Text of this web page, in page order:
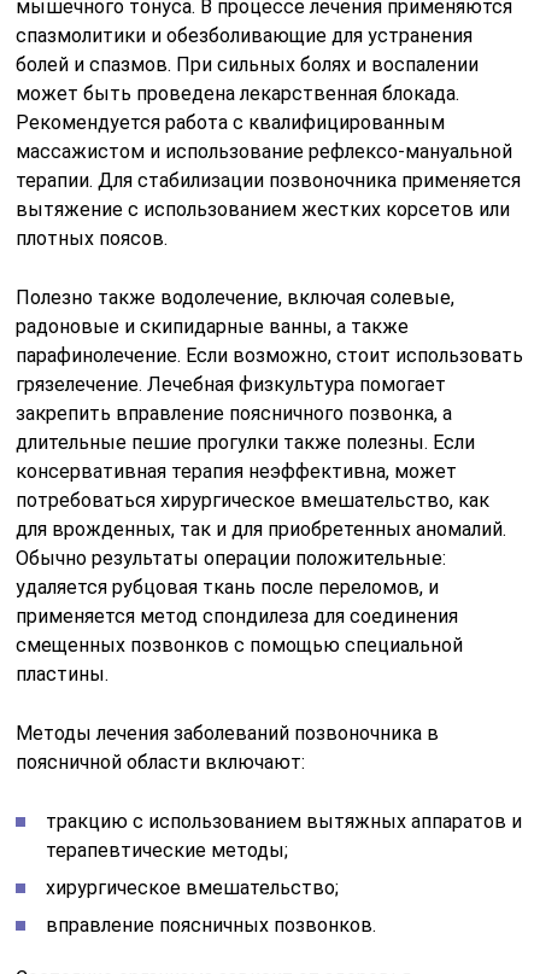
мышечного тонуса. В процессе лечения применяются
спазмолитики и обезболивающие для устранения
болей и спазмов. При сильных болях и воспалении
может быть проведена лекарственная блокада.
Рекомендуется работа с квалифицированным
массажистом и использование рефлексо-мануальной
терапии. Для стабилизации позвоночника применяется
вытяжение с использованием жестких корсетов или
плотных поясов.
Полезно также водолечение, включая солевые,
радоновые и скипидарные ванны, а также
парафинолечение. Если возможно, стоит использовать
грязелечение. Лечебная физкультура помогает
закрепить вправление поясничного позвонка, а
длительные пешие прогулки также полезны. Если
консервативная терапия неэффективна, может
потребоваться хирургическое вмешательство, как
для врожденных, так и для приобретенных аномалий.
Обычно результаты операции положительные:
удаляется рубцовая ткань после переломов, и
применяется метод спондилеза для соединения
смещенных позвонков с помощью специальной
пластины.
Методы лечения заболеваний позвоночника в
поясничной области включают:
тракцию с использованием вытяжных аппаратов и
терапевтические методы;
хирургическое вмешательство;
вправление поясничных позвонков.